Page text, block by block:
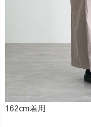
162cm着用